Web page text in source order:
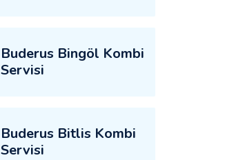
Buderus Bingöl Kombi
Servisi
Buderus Bitlis Kombi
Servisi